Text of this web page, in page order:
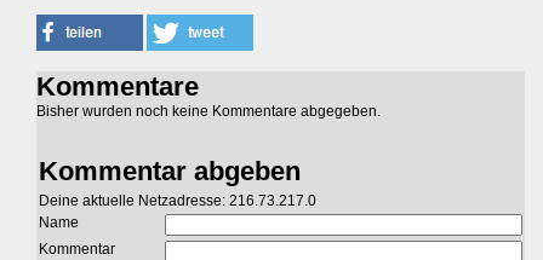
Kommentare
Bisher wurden noch keine Kommentare abgegeben.
Kommentar abgeben
Deine aktuelle Netzadresse: 216.73.217.0
Name
Kommentar